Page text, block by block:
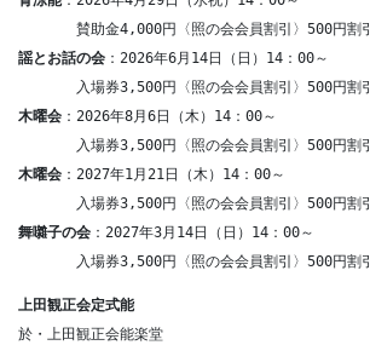
謡とお話の会 ：2026年6月14日（日）14：00～
木曜会 ：2026年8月6日（木）14：00～
木曜会 ：2027年1月21日（木）14：00～
舞囃子の会 ：2027年3月14日（日）14：00～
入場券3,500円〈照の会会員割引〉500円割引
上田観正会定式能
於・上田観正会能楽堂